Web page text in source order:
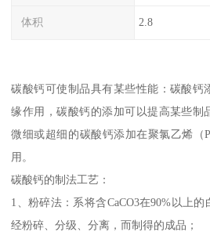
体积 2.8
碳酸钙可使制品具有某些性能：碳酸钙
缘作用，碳酸钙的添加可以提高某些制
微细或超细的碳酸钙添加在聚氯乙烯（
用。
碳酸钙的制法工艺：
1、粉碎法：系将含CaCO3在90%以上
经粉碎、分级、分离，而制得的成品；